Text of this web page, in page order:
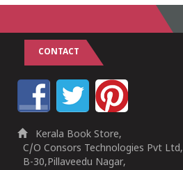
CONTACT
Kerala Book Store,
C/O Consors Technologies Pvt Ltd,
B-30,Pillaveedu Nagar,